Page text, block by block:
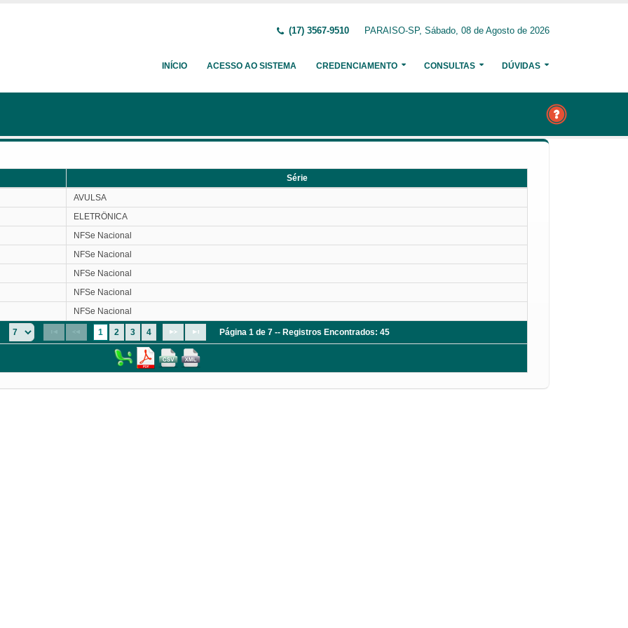
(17) 3567-9510 PARAISO-SP, Sábado, 08 de Agosto de 2026
INÍCIO ACESSO AO SISTEMA CREDENCIAMENTO CONSULTAS DÚVIDAS
Série
AVULSA
ELETRÖNICA
NFSe Nacional
NFSe Nacional
NFSe Nacional
NFSe Nacional
NFSe Nacional
1 2 3 4 Página 1 de 7 -- Registros Encontrados: 45